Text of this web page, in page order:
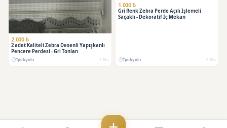
2.000 ₺
2 adet Kaliteli Zebra Desenli Yapışkanlı
Pencere Perdesi - Gri Tonları
İpekyolu 5 Nis
SATILDI
1.000 ₺
Gri Renk Zebra Perde Açılı İşlemeli
Saçaklı - Dekoratif İç Mekan
İpekyolu 5 Nis